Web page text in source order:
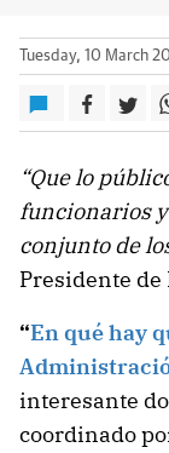
Tuesday, 10 March
“Que lo
funcionarios
conjunto de
Presidente de
“En qué hay
interesante
coordinado